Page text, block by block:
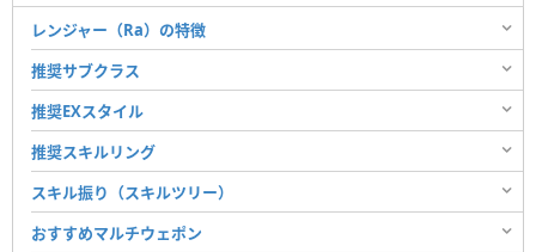
レンジャー（Ra）の特徴
推奨サブクラス
推奨EXスタイル
推奨スキルリング
スキル振り（スキルツリー）
おすすめマルチウェポン